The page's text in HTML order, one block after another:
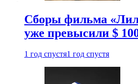
Сборы фильма
уже превысили $
1 год спустя1 год спустя